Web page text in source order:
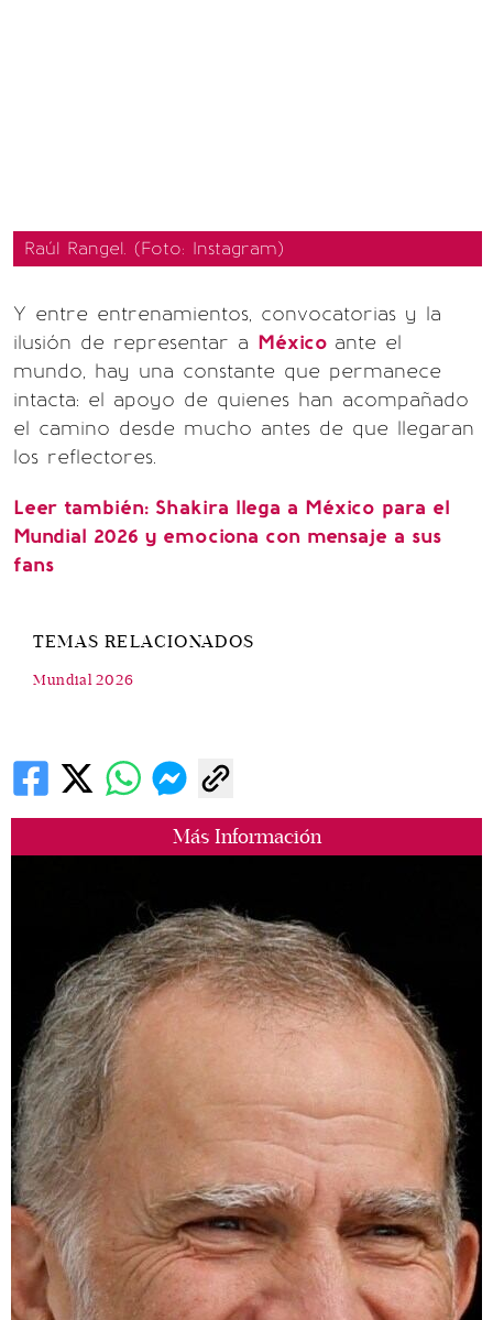
Más Información
Raúl Rangel. (Foto: Instagram)
Y entre entrenamientos, convocatorias y la
ilusión de representar a México ante el
mundo, hay una constante que permanece
intacta: el apoyo de quienes han acompañado
el camino desde mucho antes de que llegaran
los reflectores.
Leer también: Shakira llega a México para el
Mundial 2026 y emociona con mensaje a sus
fans
TEMAS RELACIONADOS
Mundial 2026